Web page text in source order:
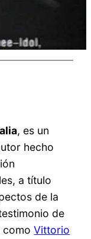
, es un
hecho
a título
de la
de
comoVittorio